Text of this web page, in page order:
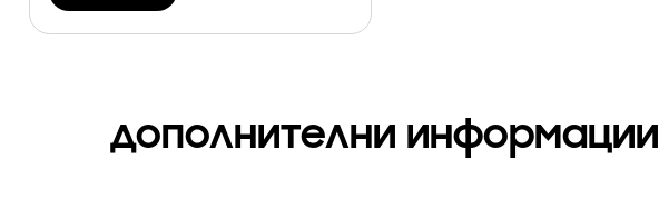
дополнителни информации